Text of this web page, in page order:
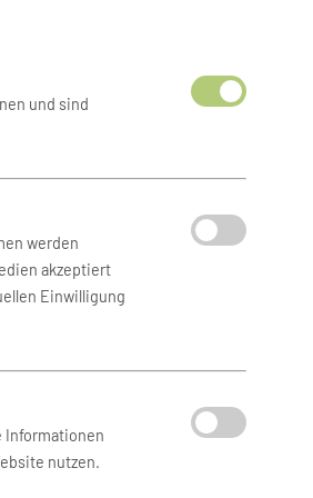
ab
ab
und sind
werden
akzeptiert
Einwilligung
Informationen
nutzen.